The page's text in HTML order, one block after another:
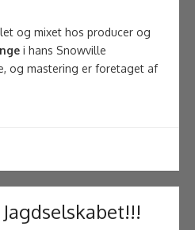
og mixet hos producer og
i hans Snowville
og mastering er foretaget af